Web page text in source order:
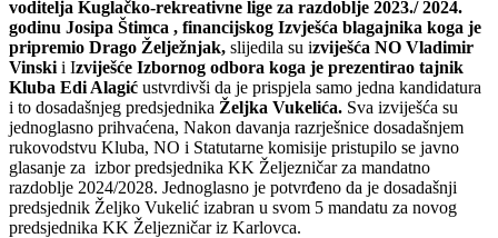
voditelja Kuglačko-rekreativne lige za razdoblje 2023./ 2024.
godinu Josipa Štimca , financijskog Izvješća blagajnika koga je
pripremio Drago Želježnjak, slijedila su izviješća NO Vladimir
Vinski i Izviješće Izbornog odbora koga je prezentirao tajnik
Kluba Edi Alagić ustvrdivši da je prispjela samo jedna kandidatura
i to dosadašnjeg predsjednika Željka Vukelića. Sva izviješća su
jednoglasno prihvaćena, Nakon davanja razrješnice dosadašnjem
rukovodstvu Kluba, NO i Statutarne komisije pristupilo se javno
glasanje za izbor predsjednika KK Željezničar za mandatno
razdoblje 2024/2028. Jednoglasno je potvrđeno da je dosadašnji
predsjednik Željko Vukelić izabran u svom 5 mandatu za novog
predsjednika KK Željezničar iz Karlovca.